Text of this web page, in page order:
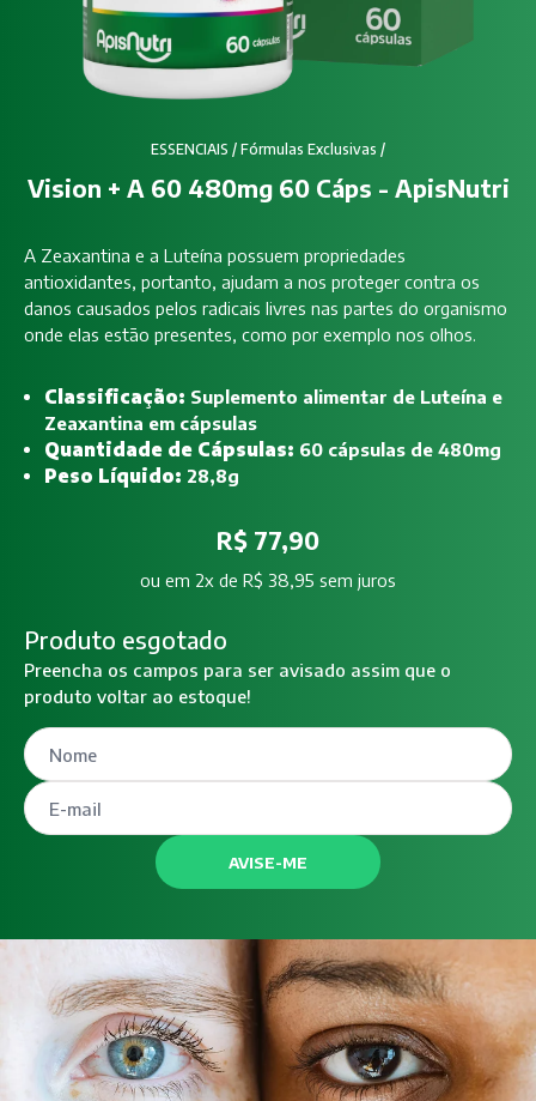
ESSENCIAIS / Fórmulas Exclusivas /
Vision + A 60 480mg 60 Cáps - ApisNutri
A Zeaxantina e a Luteína possuem propriedades
antioxidantes, portanto, ajudam a nos proteger contra os
danos causados pelos radicais livres nas partes do organismo
onde elas estão presentes, como por exemplo nos olhos.
Classificação: Suplemento alimentar de Luteína e
Zeaxantina em cápsulas
Quantidade de Cápsulas: 60 cápsulas de 480mg
Peso Líquido: 28,8g
R$ 77,90
ou em 2x de R$ 38,95 sem juros
Produto esgotado
Preencha os campos para ser avisado assim que o
produto voltar ao estoque!
AVISE-ME